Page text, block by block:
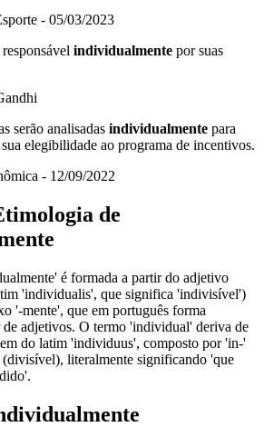
- 05/03/2023
individualmente por suas
serão analisadas individualmente para
elegibilidade ao programa de incentivos.
- 12/09/2022
de
é formada a partir do adjetivo
'individualis', que significa 'indivisível')
'-mente', que em português forma
de adjetivos. O termo 'individual' deriva de
do latim 'individuus', composto por 'in-'
literalmente significando 'que